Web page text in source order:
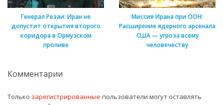
Генерал Резаи: Иран не
допустит открытия второго
коридора в Ормузском
проливе
Миссия Ирана при ООН:
Расширение ядерного арсенала
США — угроза всему
человечеству
Комментарии
Только зарегистрированные пользователи могут оставлять